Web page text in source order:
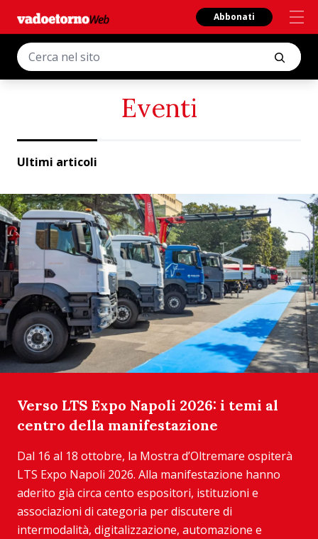
Abbonati
Eventi
Ultimi articoli
Verso LTS Expo Napoli 2026: i temi al
centro della manifestazione
Dal 16 al 18 ottobre, la Mostra d’Oltremare ospiterà
LTS Expo Napoli 2026. Alla manifestazione hanno
aderito già circa cento espositori, istituzioni e
associazioni di categoria per discutere di
intermodalità, digitalizzazione, automazione e